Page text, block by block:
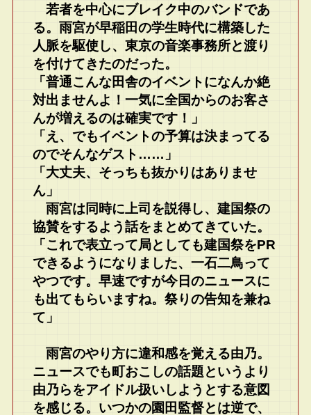
若者を中心にブレイク中のバンドであ
る。雨宮が早稲田の学生時代に構築した
人脈を駆使し、東京の音楽事務所と渡り
を付けてきたのだった。
「普通こんな田舎のイベントになんか絶
対出ませんよ！一気に全国からのお客さ
んが増えるのは確実です！」
「え、でもイベントの予算は決まってる
のでそんなゲスト……」
「大丈夫、そっちも抜かりはありませ
ん」
雨宮は同時に上司を説得し、建国祭の
協賛をするよう話をまとめてきていた。
「これで表立って局としても建国祭をPR
できるようになりました、一石二鳥って
やつです。早速ですが今日のニュースに
も出てもらいますね。祭りの告知を兼ね
て」
雨宮のやり方に違和感を覚える由乃。
ニュースでも町おこしの話題というより
由乃らをアイドル扱いしようとする意図
を感じる。いつかの園田監督とは逆で、